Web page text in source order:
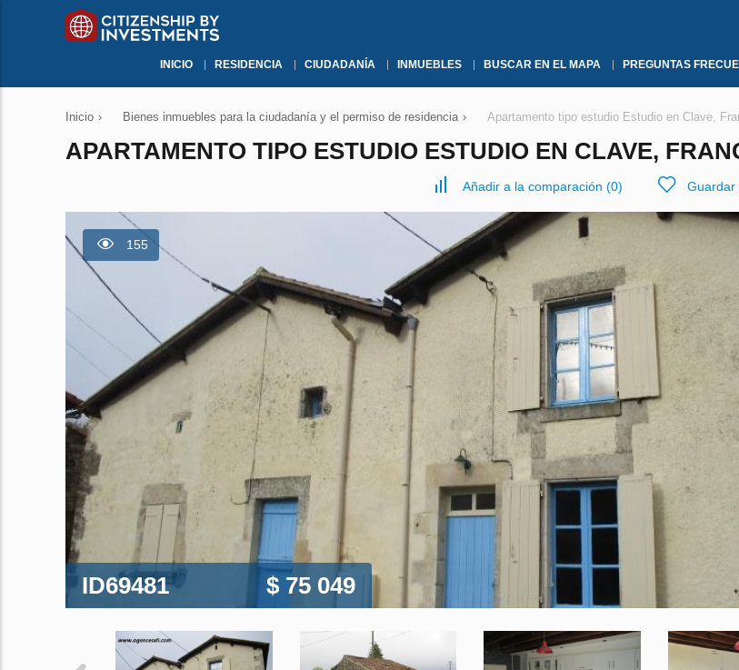
INICIO RESIDENCIA CIUDADANÍA INMUEBLES BUSCAR EN EL MAPA PREGUNTAS
Inicio › Bienes inmuebles para la ciudadanía y el permiso de residencia › Apartamento tipo estudio Estudio en Clave,
APARTAMENTO TIPO ESTUDIO ESTUDIO EN CLAVE,
Añadir a la comparación (0) Guardar
155
ID69481 $ 75 049